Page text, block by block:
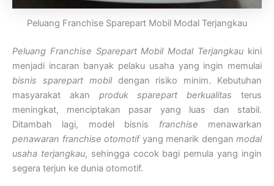
Peluang Franchise Sparepart Mobil Modal Terjangkau
Peluang Franchise Sparepart Mobil Modal Terjangkau kini
menjadi incaran banyak pelaku usaha yang ingin memulai
bisnis sparepart mobildengan risiko minim. Kebutuhan
masyarakat akan produk sparepart berkualitas terus
meningkat, menciptakan pasar yang luas dan stabil.
Ditambah lagi, model bisnis franchise menawarkan
penawaran franchise otomotifyang menarik dengan modal
usaha terjangkau, sehingga cocok bagi pemula yang ingin
segera terjun ke dunia otomotif.